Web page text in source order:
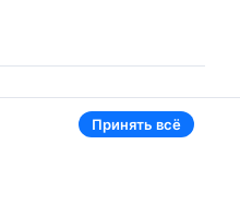
Принять всё